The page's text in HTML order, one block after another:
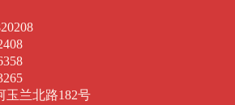
玉兰北路182号